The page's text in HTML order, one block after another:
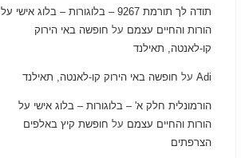
תודה לך תורמת 9267 – בלוגורות – בלוג אישי על
הורות והחיים עצמם על חופשה באי הירוק
קו-לאנטה, תאילנד
Adi על חופשה באי הירוק קו-לאנטה, תאילנד
הורמונלית חלק א' – בלוגורות – בלוג אישי על
הורות והחיים עצמם על חופשת קיץ באלפים
הצרפתים